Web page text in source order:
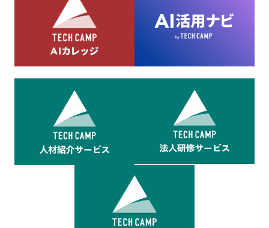
析結果を取得し、これをお客様の個人データと結びつけた上
で、広告配信等の目的で利用いたします。